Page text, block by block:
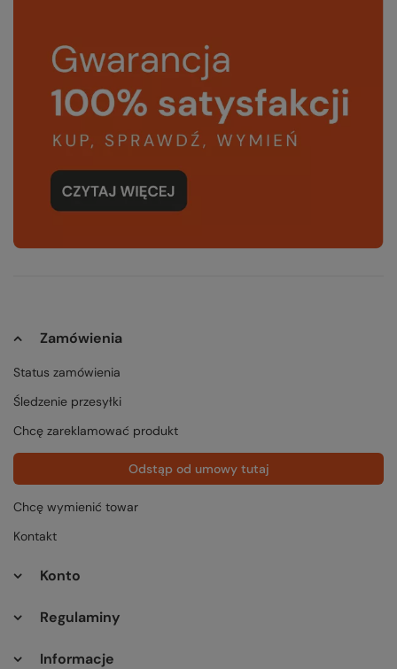
Zamówienia
Status zamówienia
Śledzenie przesyłki
Chcę zareklamować produkt
Odstąp od umowy tutaj
Chcę wymienić towar
Kontakt
Konto
Regulaminy
Informacje